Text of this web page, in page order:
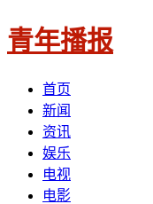
青年播报
首页
新闻
资讯
娱乐
电视
电影